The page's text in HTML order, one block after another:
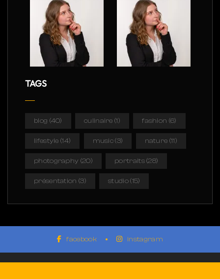
TAGS
blog (40) culinaire (1) fashion (6)
lifestyle (14) music(3) nature (11)
photography (20) portraits(28)
présentation (3) studio(15)
facebook instagram